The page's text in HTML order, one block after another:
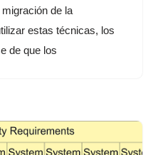
de la
estas técnicas, los
de que los